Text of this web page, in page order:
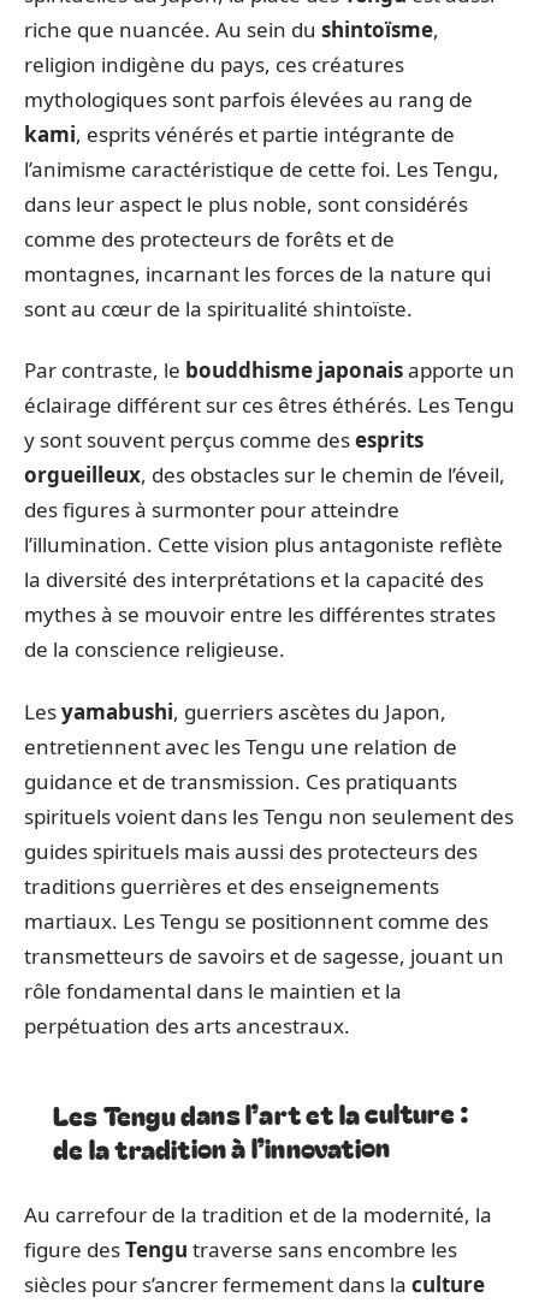
riche que nuancée. Au sein du shintoïsme,
religion indigène du pays, ces créatures
mythologiques sont parfois élevées au rang de
kami, esprits vénérés et partie intégrante de
l’animisme caractéristique de cette foi. Les Tengu,
dans leur aspect le plus noble, sont considérés
comme des protecteurs de forêts et de
montagnes, incarnant les forces de la nature qui
sont au cœur de la spiritualité shintoïste.
Par contraste, le bouddhisme japonaisapporte un
éclairage différent sur ces êtres éthérés. Les Tengu
y sont souvent perçus comme desesprits
orgueilleux, des obstacles sur le chemin de l’éveil,
des figures à surmonter pour atteindre
l’illumination. Cette vision plus antagoniste reflète
la diversité des interprétations et la capacité des
mythes à se mouvoir entre les différentes strates
de la conscience religieuse.
Lesyamabushi, guerriers ascètes du Japon,
entretiennent avec les Tengu une relation de
guidance et de transmission. Ces pratiquants
spirituels voient dans les Tengu non seulement des
guides spirituels mais aussi des protecteurs des
traditions guerrières et des enseignements
martiaux. Les Tengu se positionnent comme des
transmetteurs de savoirs et de sagesse, jouant un
rôle fondamental dans le maintien et la
perpétuation des arts ancestraux.
Les Tengu dans l’art et la culture :
de la tradition à l’innovation
Au carrefour de la tradition et de la modernité, la
figure desTengu traverse sans encombre les
siècles pour s’ancrer fermement dans la culture